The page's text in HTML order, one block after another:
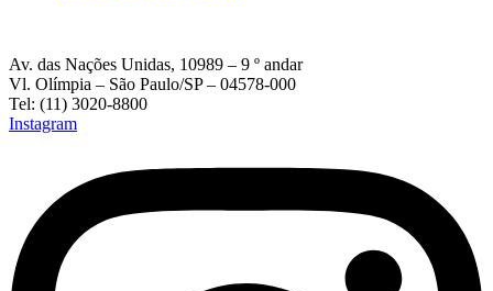
Av. das Nações Unidas, 10989 – 9 º andar
Vl. Olímpia – São Paulo/SP – 04578-000
Tel: (11) 3020-8800
Instagram